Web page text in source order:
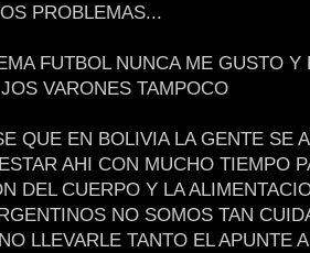
PROBLEMAS...
FUTBOL NUNCA ME GUSTO Y
VARONES TAMPOCO
QUE EN BOLIVIA LA GENTE SE
AHI CON MUCHO TIEMPO
DEL CUERPO Y LA
NO SOMOS TAN
LLEVARLE TANTO EL APUNTE